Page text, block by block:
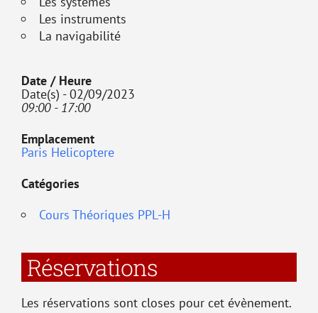
Les instruments
La navigabilité
Date / Heure
Date(s) - 02/09/2023
09:00 - 17:00
Emplacement
Paris Helicoptere
Catégories
Cours Théoriques PPL-H
Réservations
Les réservations sont closes pour cet évènement.